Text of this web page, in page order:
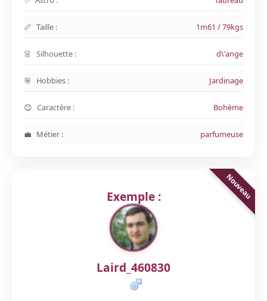
Taille : 1m61 / 79kgs
Silhouette : d\'ange
Hobbies : Jardinage
Caractère : Bohème
Métier : parfumeuse
Exemple :
Laird_460830